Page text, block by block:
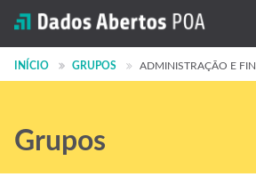
Conjuntos de dados
Grupos
INÍCIO GRUPOS ADMINISTRAÇÃO E
Grupos